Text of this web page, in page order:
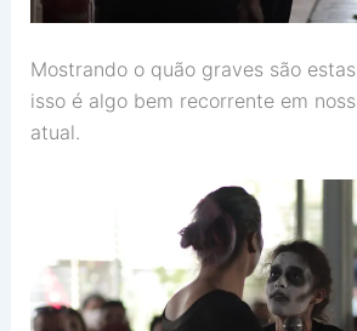
Mostrando o quão graves são
isso é algo bem recorrente em
atual.